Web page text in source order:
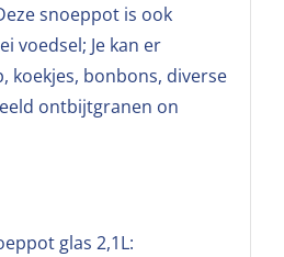
snoeppot is ook
voedsel; Je kan er
koekjes, bonbons, diverse
ontbijtgranen on
glas 2,1L: